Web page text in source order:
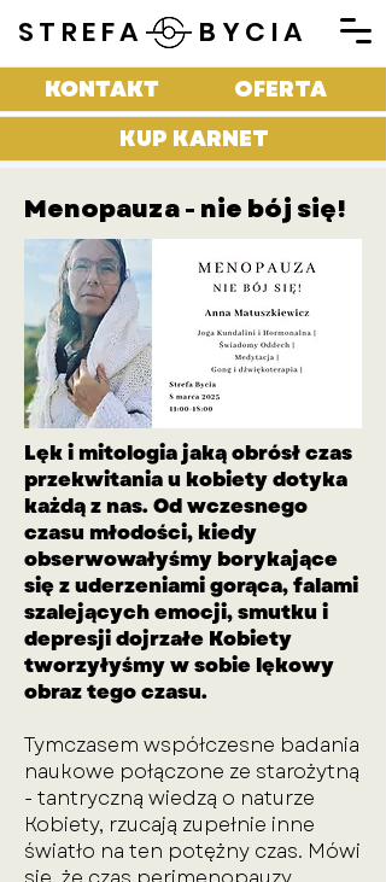
STREFA BYCIA
OFERTA
KONTAKT
KUP KARNET
Menopauza - nie bój się!
Lęk i mitologia jaką obrósł czas
przekwitania u kobiety dotyka
każdą z nas. Od wczesnego
czasu młodości, kiedy
obserwowałyśmy borykające
się z uderzeniami gorąca, falami
szalejących emocji, smutku i
depresji dojrzałe Kobiety
tworzyłyśmy w sobie lękowy
obraz tego czasu.
Tymczasem współczesne badania
naukowe połączone ze starożytną
- tantryczną wiedzą o naturze
Kobiety, rzucają zupełnie inne
światło na ten potężny czas. Mówi